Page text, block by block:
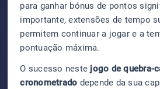
para ganhar bónus de pontos
importante, extensões de tempo
permitem continuar a jogar e a
pontuação máxima.
O sucesso neste jogo de quebra-
cronometrado depende da sua